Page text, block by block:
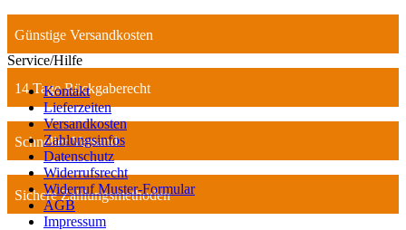
Günstige Versandkosten
14 Tage Rückgaberecht
Schneller Versand
Sichere Zahlungsmethoden
Service/Hilfe
Kontakt
Lieferzeiten
Versandkosten
Zahlungsinfos
Datenschutz
Widerrufsrecht
Widerruf Muster-Formular
AGB
Impressum